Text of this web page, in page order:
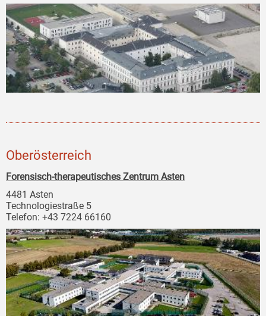
Oberösterreich
Forensisch-therapeutisches Zentrum Asten
4481 Asten
Technologiestraße 5
Telefon: +43 7224 66160